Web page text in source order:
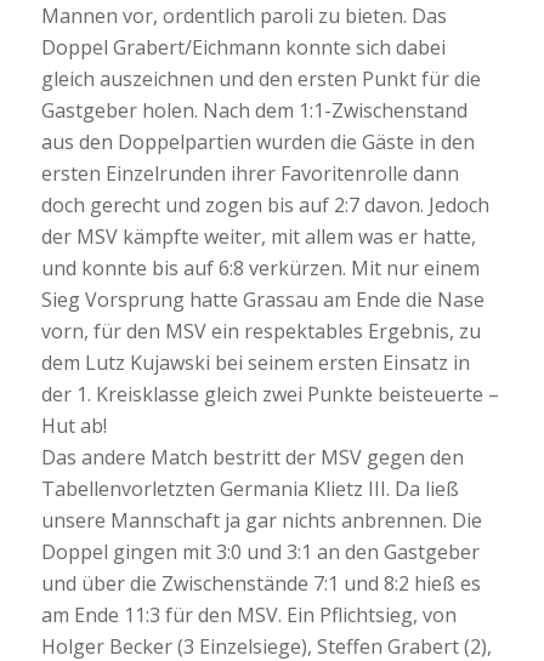
Mannen vor, ordentlich paroli zu bieten. Das
Doppel Grabert/Eichmann konnte sich dabei
gleich auszeichnen und den ersten Punkt für die
Gastgeber holen. Nach dem 1:1-Zwischenstand
aus den Doppelpartien wurden die Gäste in den
ersten Einzelrunden ihrer Favoritenrolle dann
doch gerecht und zogen bis auf 2:7 davon. Jedoch
der MSV kämpfte weiter, mit allem was er hatte,
und konnte bis auf 6:8 verkürzen. Mit nur einem
Sieg Vorsprung hatte Grassau am Ende die Nase
vorn, für den MSV ein respektables Ergebnis, zu
dem Lutz Kujawski bei seinem ersten Einsatz in
der 1. Kreisklasse gleich zwei Punkte beisteuerte –
Hut ab!
Das andere Match bestritt der MSV gegen den
Tabellenvorletzten Germania Klietz III. Da ließ
unsere Mannschaft ja gar nichts anbrennen. Die
Doppel gingen mit 3:0 und 3:1 an den Gastgeber
und über die Zwischenstände 7:1 und 8:2 hieß es
am Ende 11:3 für den MSV. Ein Pflichtsieg, von
Holger Becker (3 Einzelsiege), Steffen Grabert (2),